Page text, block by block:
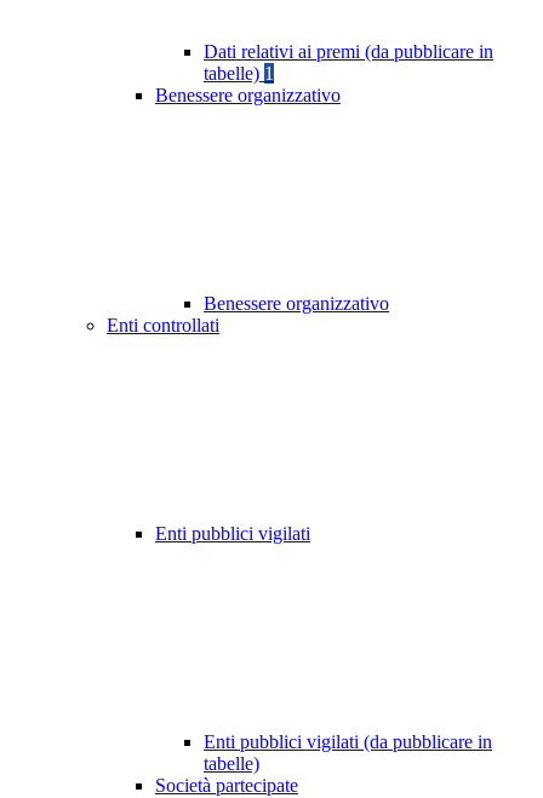
Dati relativi ai premi (da pubblicare in
tabelle) 1
Benessere organizzativo
Benessere organizzativo
Enti controllati
Enti pubblici vigilati
Enti pubblici vigilati (da pubblicare in
tabelle)
Società partecipate